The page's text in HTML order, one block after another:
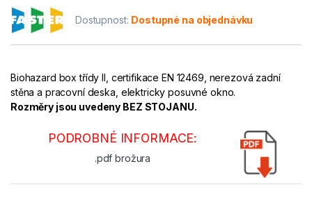
Dostupnost: Dostupné na objednávku
Biohazard box třídy II, certifikace EN 12469, nerezová zadní
stěna a pracovní deska, elektricky posuvné okno.
Rozměry jsou uvedeny BEZ STOJANU.
PODROBNÉ INFORMACE:
.pdf brožura